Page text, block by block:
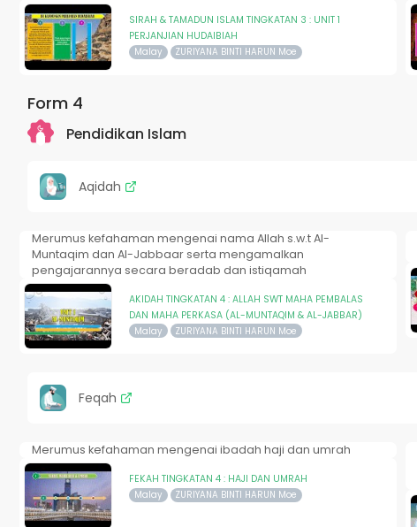
SIRAH & TAMADUN ISLAM TINGKATAN 3 : UNIT 1
PERJANJIAN HUDAIBIAH
Malay ZURIYANA BINTI HARUN Moe
Form 4
Pendidikan Islam
Aqidah
Merumus kefahaman mengenai nama Allah s.w.t Al-
Muntaqim dan Al-Jabbaar serta mengamalkan
pengajarannya secara beradab dan istiqamah
AKIDAH TINGKATAN 4 : ALLAH SWT MAHA PEMBALAS
DAN MAHA PERKASA (AL-MUNTAQIM & AL-JABBAR)
Malay ZURIYANA BINTI HARUN Moe
Feqah
Merumus kefahaman mengenai ibadah haji dan umrah
FEKAH TINGKATAN 4 : HAJI DAN UMRAH
Malay ZURIYANA BINTI HARUN Moe